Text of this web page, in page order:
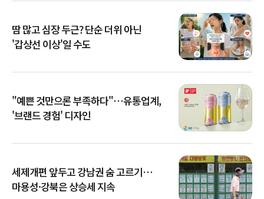
땀 많고 심장 두근? 단순 더위 아닌
'갑상선 이상'일 수도
"예쁜 것만으론 부족하다"…유통업계,
'브랜드 경험' 디자인
세제개편 앞두고 강남권 숨 고르기…
마용성·강북은 상승세 지속